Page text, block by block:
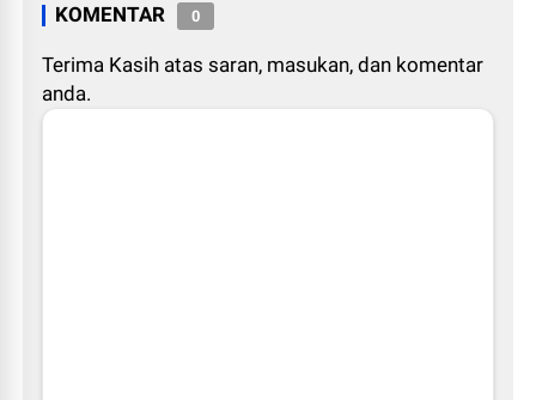
KOMENTAR 0
Terima Kasih atas saran, masukan, dan komentar
anda.